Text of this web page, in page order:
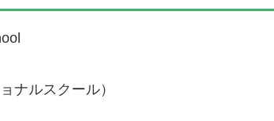
クール）